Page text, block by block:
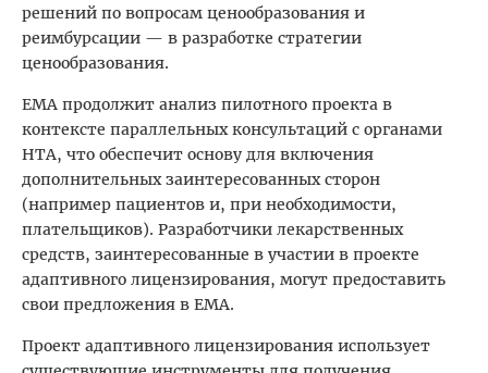
решений по вопросам ценообразования и
реимбурсации — в разработке стратегии
ценообразования.
ЕМА продолжит анализ пилотного проекта в
контексте параллельных консультаций с органами
HТА, что обеспечит основу для включения
дополнительных заинтересованных сторон
(например пациентов и, при необходимости,
плательщиков). Разработчики лекарственных
средств, заинтересованные в участии в проекте
адаптивного лицензирования, могут предоставить
свои предложения в ЕМА.
Проект адаптивного лицензирования использует